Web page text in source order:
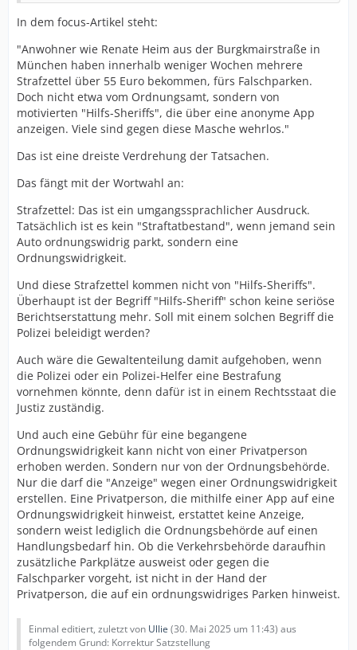
In dem focus-Artikel steht:
"Anwohner wie Renate Heim aus der Burgkmairstraße in
München haben innerhalb weniger Wochen mehrere
Strafzettel über 55 Euro bekommen, fürs Falschparken.
Doch nicht etwa vom Ordnungsamt, sondern von
motivierten "Hilfs-Sheriffs", die über eine anonyme App
anzeigen. Viele sind gegen diese Masche wehrlos."
Das ist eine dreiste Verdrehung der Tatsachen.
Das fängt mit der Wortwahl an:
Strafzettel: Das ist ein umgangssprachlicher Ausdruck.
Tatsächlich ist es kein "Straftatbestand", wenn jemand sein
Auto ordnungswidrig parkt, sondern eine
Ordnungswidrigkeit.
Und diese Strafzettel kommen nicht von "Hilfs-Sheriffs".
Überhaupt ist der Begriff "Hilfs-Sheriff" schon keine seriöse
Berichtserstattung mehr. Soll mit einem solchen Begriff die
Polizei beleidigt werden?
Auch wäre die Gewaltenteilung damit aufgehoben, wenn
die Polizei oder ein Polizei-Helfer eine Bestrafung
vornehmen könnte, denn dafür ist in einem Rechtsstaat die
Justiz zuständig.
Und auch eine Gebühr für eine begangene
Ordnungswidrigkeit kann nicht von einer Privatperson
erhoben werden. Sondern nur von der Ordnungsbehörde.
Nur die darf die "Anzeige" wegen einer Ordnungswidrigkeit
erstellen. Eine Privatperson, die mithilfe einer App auf eine
Ordnungswidrigkeit hinweist, erstattet keine Anzeige,
sondern weist lediglich die Ordnungsbehörde auf einen
Handlungsbedarf hin. Ob die Verkehrsbehörde daraufhin
zusätzliche Parkplätze ausweist oder gegen die
Falschparker vorgeht, ist nicht in der Hand der
Privatperson, die auf ein ordnungswidriges Parken hinweist.
Einmal editiert, zuletzt von Ullie (30. Mai 2025 um 11:43) aus
folgendem Grund: Korrektur Satzstellung